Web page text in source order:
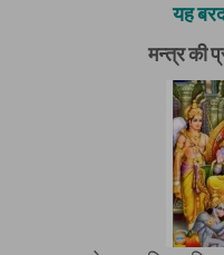
यह
मन्त्र की